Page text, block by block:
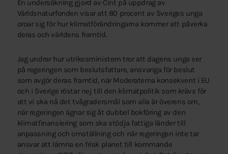
En undersökning gjord av Cint på uppdrag av
Världsnaturfonden visar att 80 procent av Sveriges unga
oroar sig för hur klimatförändringarna kommer att påverka
deras och världens framtid.
Jag undrar hur utrikesministern tror att dagens unga ser
på regeringen som beslutsfattare, ansvariga för beslut
som avgör deras framtid, när Moderaterna konsekvent i EU
och i Sverige röstar nej till den klimatpolitik som krävs för
att vi ska nå det tvågradersmål som alla är överens om,
när regeringen ägnar sig åt dubbel bokföring av den
klimatfinansiering som ska stödja fattiga länder till
anpassning och omställning och när regeringen inte tar
ansvar att lämna en frisk planet till kommande